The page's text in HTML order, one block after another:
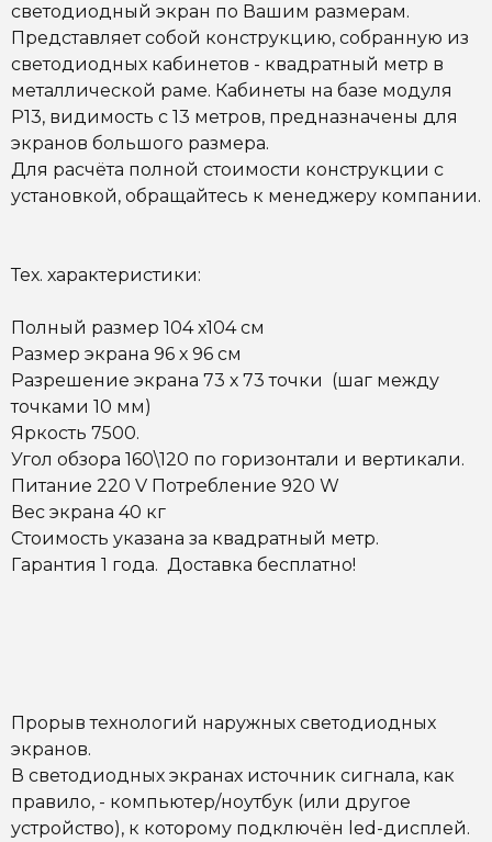
светодиодный экран по Вашим размерам.
Представляет собой конструкцию, собранную из
светодиодных кабинетов - квадратный метр в
металлической раме. Кабинеты на базе модуля
P13, видимость с 13 метров, предназначены для
экранов большого размера.
Для расчёта полной стоимости конструкции с
установкой, обращайтесь к менеджеру компании.
Тех. характеристики:
Полный размер 104 х104 см
Размер экрана 96 х 96 см
Разрешение экрана 73 х 73 точки (шаг между
точками 10 мм)
Яркость 7500.
Угол обзора 160\120 по горизонтали и вертикали.
Питание 220 V Потребление 920 W
Вес экрана 40 кг
Стоимость указана за квадратный метр.
Гарантия 1 года. Доставка бесплатно!
Прорыв технологий наружных светодиодных
экранов.
В светодиодных экранах источник сигнала, как
правило, - компьютер/ноутбук (или другое
устройство), к которому подключён led-дисплей.